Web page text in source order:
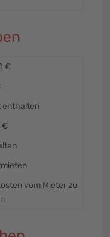
€
enthalten
€
vom Mieter zu